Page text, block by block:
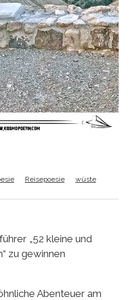
Reisepoesie wüste
„52 kleine und
zu gewinnen
Abenteuer am